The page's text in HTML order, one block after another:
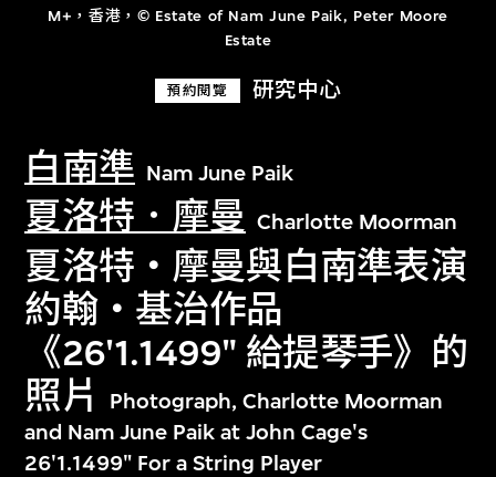
M+，香港，© Estate of Nam June Paik, Peter Moore
Estate
預約閱覽 研究中心
白南準 Nam June Paik
夏洛特．摩曼 Charlotte Moorman
夏洛特‧摩曼與白南準表演
約翰‧基治作品
《26'1.1499" 給提琴手》的
照片
Photograph, Charlotte Moorman
and Nam June Paik at John Cage's
26'1.1499" For a String Player